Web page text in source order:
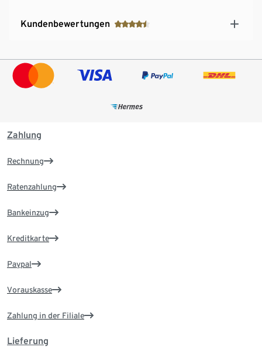
Kundenbewertungen
Zahlung
Rechnung
Ratenzahlung
Bankeinzug
Kreditkarte
Paypal
Vorauskasse
Zahlung in der Filiale
Lieferung